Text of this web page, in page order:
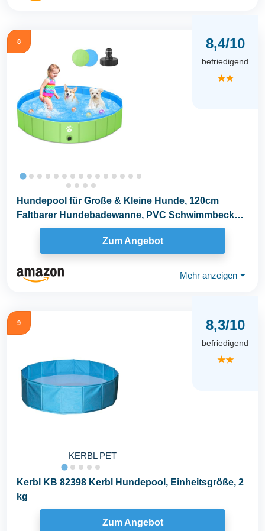
8 8,4/10
befriedigend
★★
Hundepool für Große & Kleine Hunde, 120cm
Faltbarer Hundebadewanne, PVC Schwimmbecken
für Kinder...
Zum Angebot
Mehr anzeigen ⏷
9
KERBL PET
8,3/10
befriedigend
★★
Kerbl KB 82398 Kerbl Hundepool, Einheitsgröße, 2
kg
Zum Angebot